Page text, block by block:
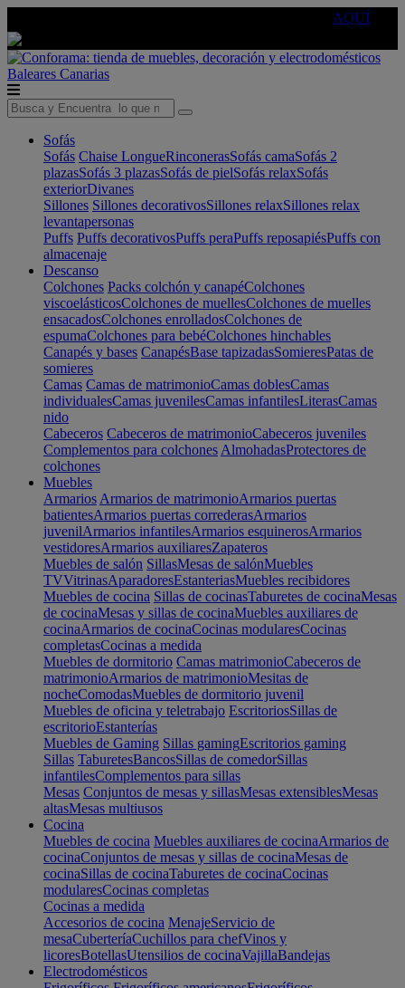
AQUÍ
Baleares Canarias
Sofás
Sofás Chaise LongueRinconerasSofás camaSofás 2
plazasSofás 3 plazasSofás de pielSofás relaxSofás
exteriorDivanes
Sillones Sillones decorativosSillones relaxSillones relax
levantapersonas
Puffs Puffs decorativosPuffs peraPuffs reposapiésPuffs con
almacenaje
Descanso
Colchones Packs colchón y canapéColchones
viscoelásticosColchones de muellesColchones de muelles
ensacadosColchones enrolladosColchones de
espumaColchones para bebéColchones hinchables
Canapés y bases CanapésBase tapizadasSomieresPatas de
somieres
Camas Camas de matrimonioCamas doblesCamas
individualesCamas juvenilesCamas infantilesLiterasCamas
nido
Cabeceros Cabeceros de matrimonioCabeceros juveniles
Complementos para colchones AlmohadasProtectores de
colchones
Muebles
Armarios Armarios de matrimonioArmarios puertas
batientesArmarios puertas correderasArmarios
juvenilArmarios infantilesArmarios esquinerosArmarios
vestidoresArmarios auxiliaresZapateros
Muebles de salón SillasMesas de salónMuebles
TVVitrinasAparadoresEstanteriasMuebles recibidores
Muebles de cocina Sillas de cocinasTaburetes de cocinaMesas
de cocinaMesas y sillas de cocinaMuebles auxiliares de
cocinaArmarios de cocinaCocinas modularesCocinas
completasCocinas a medida
Muebles de dormitorio Camas matrimonioCabeceros de
matrimonioArmarios de matrimonioMesitas de
nocheComodasMuebles de dormitorio juvenil
Muebles de oficina y teletrabajo EscritoriosSillas de
escritorioEstanterías
Muebles de Gaming Sillas gamingEscritorios gaming
Sillas TaburetesBancosSillas de comedorSillas
infantilesComplementos para sillas
Mesas Conjuntos de mesas y sillasMesas extensiblesMesas
altasMesas multiusos
Cocina
Muebles de cocina Muebles auxiliares de cocinaArmarios de
cocinaConjuntos de mesas y sillas de cocinaMesas de
cocinaSillas de cocinaTaburetes de cocinaCocinas
modularesCocinas completas
Cocinas a medida
Accesorios de cocina MenajeServicio de
mesaCuberteríaCuchillos para chefVinos y
licoresBotellasUtensilios de cocinaVajillaBandejas
Electrodomésticos